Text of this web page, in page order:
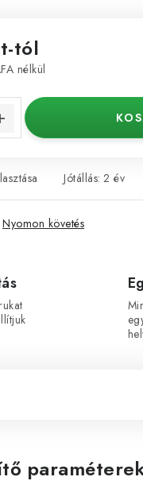
-tól
nélkül
Jótállás: 2 év
Nyomon követés